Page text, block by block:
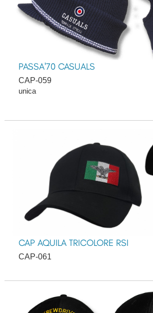
PASSA'70 CASUALS
CAP-059
unica
CAP AQUILA TRICOLORE RSI
CAP-061